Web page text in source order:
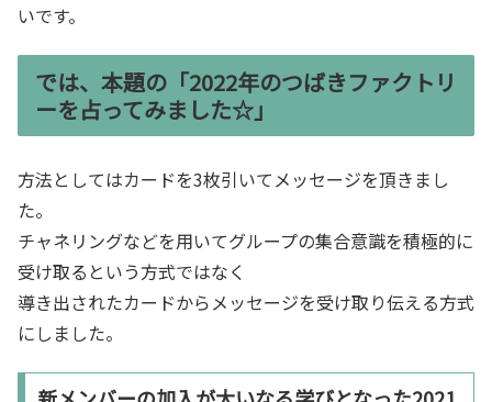
いです。
では、本題の「2022年のつばきファクトリ
ーを占ってみました☆」
方法としてはカードを3枚引いてメッセージを頂きまし
た。
チャネリングなどを用いてグループの集合意識を積極的に
受け取るという方式ではなく
導き出されたカードからメッセージを受け取り伝える方式
にしました。